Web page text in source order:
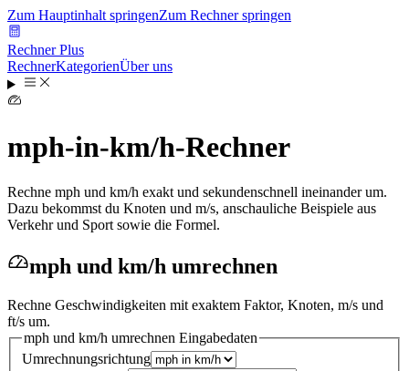
Zum Hauptinhalt springenZum Rechner springen
Rechner Plus
RechnerKategorienÜber uns
mph-in-km/h-Rechner
Rechne mph und km/h exakt und sekundenschnell ineinander um.
Dazu bekommst du Knoten und m/s, anschauliche Beispiele aus
Verkehr und Sport sowie die Formel.
mph und km/h umrechnen
Rechne Geschwindigkeiten mit exaktem Faktor, Knoten, m/s und
ft/s um.
mph und km/h umrechnen Eingabedaten
Umrechnungsrichtung